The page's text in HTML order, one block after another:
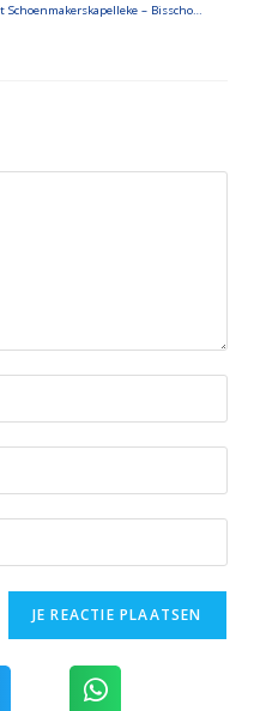
Het Schoenmakerskapelleke – Bisschopshuis – Onze-Lieve-Vrouw-kathedraal – Bij Maria